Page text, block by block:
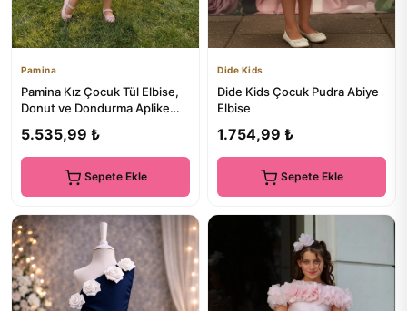
Pamina
Pamina Kız Çocuk Tül Elbise,
Donut ve Dondurma Aplike
5.535,99 ₺
Sepete Ekle
Dide Kids
Dide Kids Çocuk Pudra Abiye
Elbise
1.754,99 ₺
Sepete Ekle